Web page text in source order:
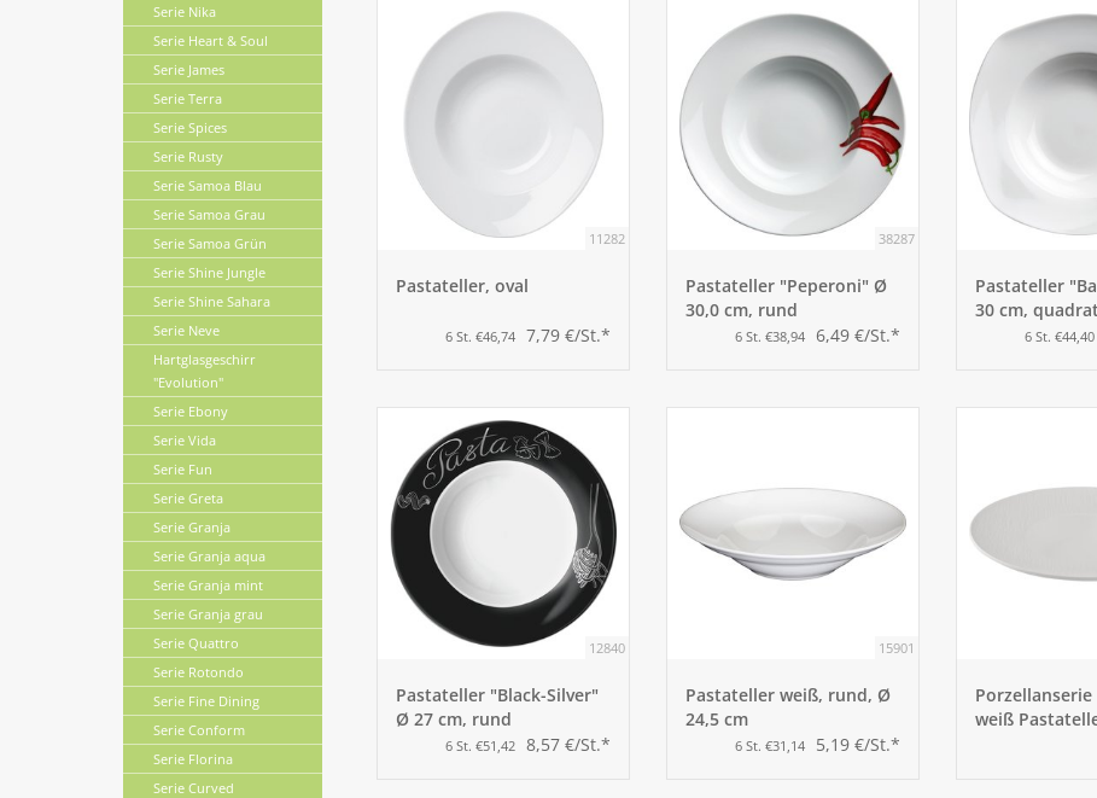
Serie Nika
Serie Heart & Soul
Serie James
Serie Terra
Serie Spices
Serie Rusty
Serie Samoa Blau
Serie Samoa Grau
Serie Samoa Grün
Serie Shine Jungle
Serie Shine Sahara
Serie Neve
Hartglasgeschirr
"Evolution"
Serie Ebony
Serie Vida
Serie Fun
Serie Greta
Serie Granja
Serie Granja aqua
Serie Granja mint
Serie Granja grau
Serie Quattro
Serie Rotondo
Serie Fine Dining
Serie Conform
Serie Florina
Serie Curved
11282
Pastateller, oval
6 St. €46,74 7,79 €/St.*
38287
Pastateller "Peperoni" Ø
30,0 cm, rund
6 St. €38,94 6,49 €/St.*
Pastateller
30 cm,
6 St. €44,40
12840
Pastateller "Black-Silver"
Ø 27 cm, rund
6 St. €51,42 8,57 €/St.*
15901
Pastateller weiß, rund, Ø
24,5 cm
6 St. €31,14 5,19 €/St.*
weiß